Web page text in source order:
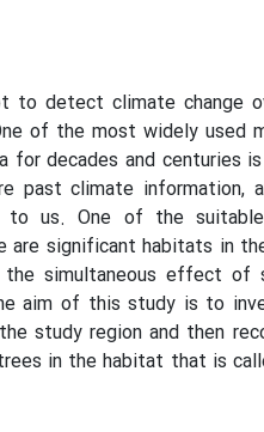
to detect climate change
of the most widely used
for decades and centuries
past climate information,
to us. One of the
significant habitats in
the simultaneous effect
aim of this study is to
study region and then
in the habitat that is